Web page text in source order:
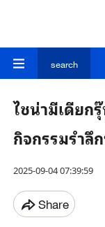
search
ไชน่ามีเดียก
กิจกรรมรำลึ
2025-09-04 07:39:59
Share